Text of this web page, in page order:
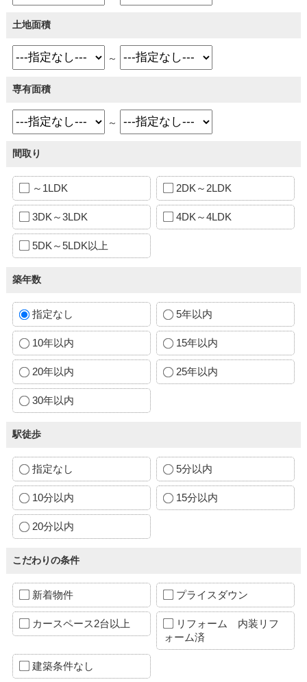
土地面積
～
専有面積
～
間取り
～1LDK 2DK～2LDK
3DK～3LDK 4DK～4LDK
5DK～5LDK以上
築年数
指定なし 5年以内
10年以内 15年以内
20年以内 25年以内
30年以内
駅徒歩
指定なし 5分以内
10分以内 15分以内
20分以内
こだわりの条件
新着物件 プライスダウン
カースペース2台以上
リフォーム 内装リフ
ォーム済
建築条件なし